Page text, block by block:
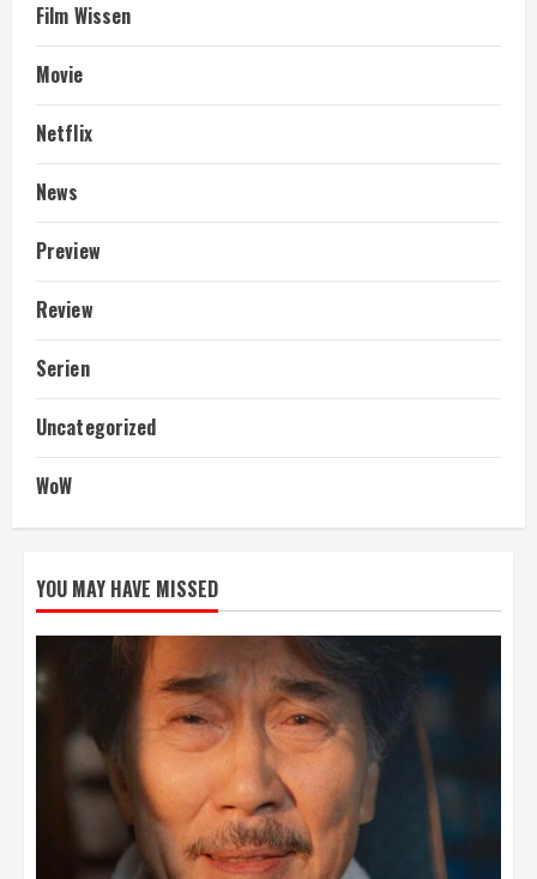
Film Wissen
Movie
Netflix
News
Preview
Review
Serien
Uncategorized
WoW
YOU MAY HAVE MISSED